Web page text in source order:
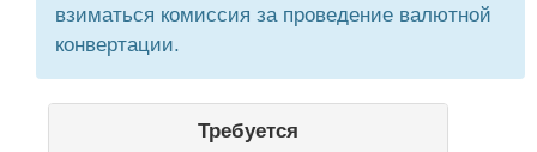
взиматься комиссия за проведение валютной
конвертации.
Требуется